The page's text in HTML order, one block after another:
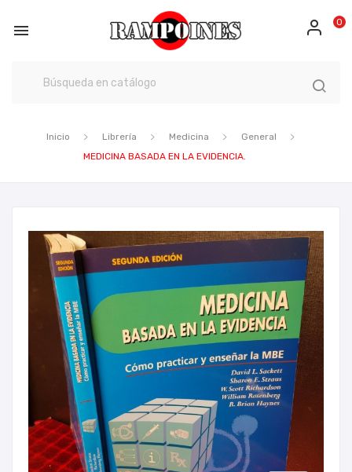
 0
Inicio Librería Medicina
General
MEDICINA BASADA EN LA EVIDENCIA.